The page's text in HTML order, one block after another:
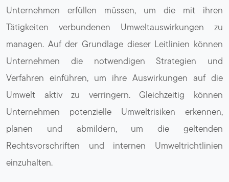
Unternehmen erfüllen müssen, um die mit ihren
Tätigkeiten verbundenen Umweltauswirkungen zu
managen. Auf der Grundlage dieser Leitlinien können
Unternehmen die notwendigen Strategien und
Verfahren einführen, um ihre Auswirkungen auf die
Umwelt aktiv zu verringern. Gleichzeitig können
Unternehmen potenzielle Umweltrisiken erkennen,
planen und abmildern, um die geltenden
Rechtsvorschriften und internen Umweltrichtlinien
einzuhalten.